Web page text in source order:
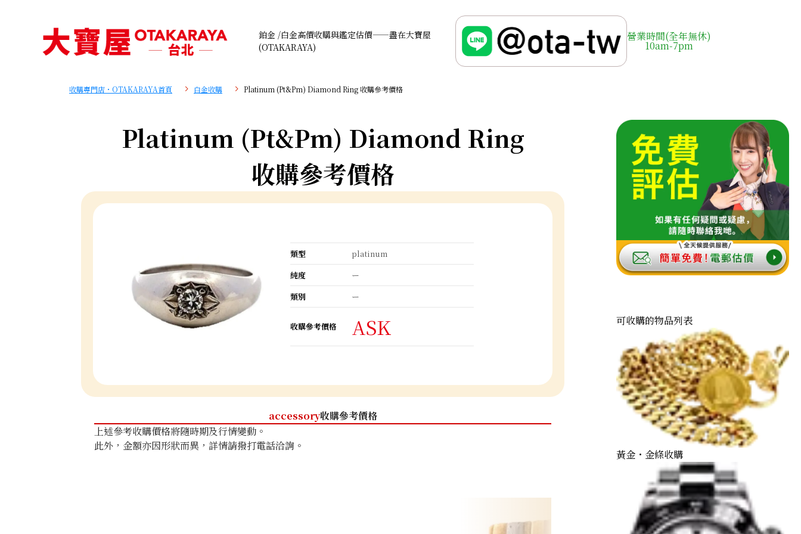
鉑金 /白金高價收購與鑑定估價——盡在大寶屋
(OTAKARAYA)
營業時間(全年無休)
10am-7pm
收購專門店・OTAKARAYA首頁 白金收購 Platinum (Pt&Pm) Diamond Ring 收購參考價格
Platinum (Pt&Pm) Diamond Ring
收購參考價格
類型
platinum
純度
ー
類別
ー
收購參考價格 ASK
accessory收購參考價格
上述參考收購價格將隨時期及行情變動。
此外，金額亦因形狀而異，詳情請撥打電話洽詢。
可收購的物品列表
黃金・金條收購